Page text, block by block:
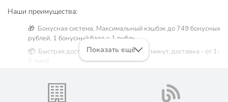
Наши преимущества:
🎁 Бонусная система. Максимальный кэшбэк до 749 бонусных
рублей, 1 бонусный балл = 1 рубль.
📦 Быстрая доставка. Самовывоз от 60 минут, доставка - от 1-
2 дней.
Жители Московской области могут сделать заказ и оплатить
его онлайн на официальном сайте сети магазинов Порядок.
Показать ещё